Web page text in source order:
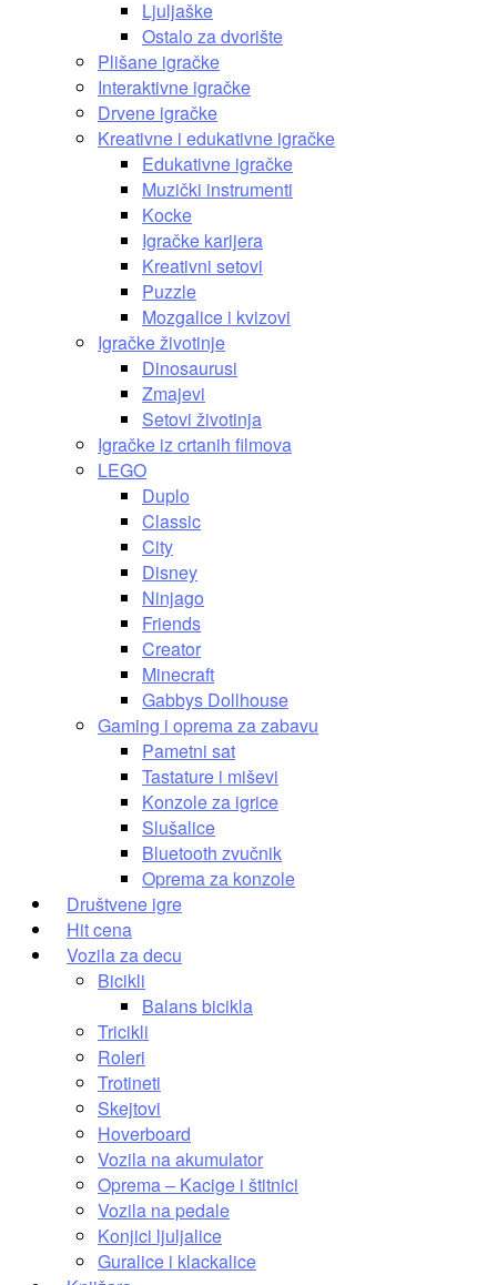
Ljuljaške
Ostalo za dvorište
Plišane igračke
Interaktivne igračke
Drvene igračke
Kreativne i edukativne igračke
Edukativne igračke
Muzički instrumenti
Kocke
Igračke karijera
Kreativni setovi
Puzzle
Mozgalice i kvizovi
Igračke životinje
Dinosaurusi
Zmajevi
Setovi životinja
Igračke iz crtanih filmova
LEGO
Duplo
Classic
City
Disney
Ninjago
Friends
Creator
Minecraft
Gabbys Dollhouse
Gaming i oprema za zabavu
Pametni sat
Tastature i miševi
Konzole za igrice
Slušalice
Bluetooth zvučnik
Oprema za konzole
Društvene igre
Hit cena
Vozila za decu
Bicikli
Balans bicikla
Tricikli
Roleri
Trotineti
Skejtovi
Hoverboard
Vozila na akumulator
Oprema – Kacige i štitnici
Vozila na pedale
Konjici ljuljalice
Guralice i klackalice